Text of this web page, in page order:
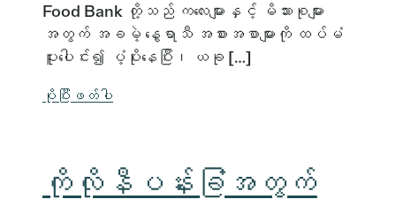
Food Bank တို့သည် ကလေးများနှင့် မိသားစုများ
အတွက် အခမဲ့ နွေရာသီ အစားအစာများကို ထပ်မံ
ပူးပေါင်း၍ ပံ့ပိုးနေပြီး၊ ယခု […]
ပိုပြီးဖတ်ပါ
ကိုလိုနီပန်းခြံအတွက်